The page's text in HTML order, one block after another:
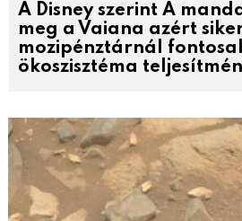
A Disney szerint A
meg a Vaiana azért
mozipénztárnál
ökoszisztéma